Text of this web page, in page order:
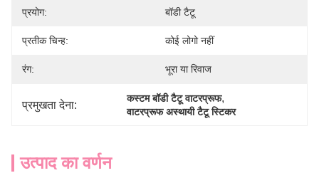
प्रयोग: बॉडी टैटू
प्रतीक चिन्ह: कोई लोगो नहीं
रंग: भूरा या रिवाज
प्रमुखता देना: कस्टम बॉडी टैटू वाटरप्रूफ,
वाटरप्रूफ अस्थायी टैटू स्टिकर
उत्पाद का वर्णन